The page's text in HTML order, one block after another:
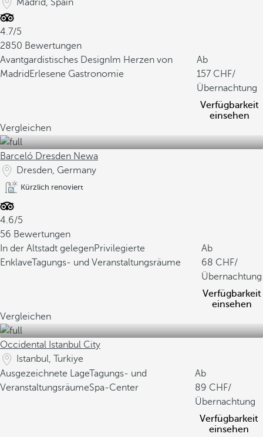
Madrid, Spain
4.7/5
2850 Bewertungen
Avantgardistisches Design Im Herzen von
Madrid Erlesene Gastronomie
Ab
157
/
Übernachtung
Verfügbarkeit
einsehen
Vergleichen
Barceló Dresden Newa
Dresden, Germany
Kürzlich renoviert
4.6/5
56 Bewertungen
In der Altstadt gelegenPrivilegierte
EnklaveTagungs- und Veranstaltungsräume
Ab
68
/
Übernachtung
Verfügbarkeit
einsehen
Vergleichen
Occidental Istanbul City
Istanbul, Turkiye
Ausgezeichnete LageTagungs- und
VeranstaltungsräumeSpa-Center
Ab
89
/
Übernachtung
Verfügbarkeit
einsehen